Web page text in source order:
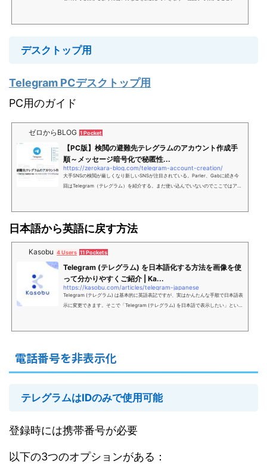
デスクトップ用
Telegram PCデスクトップ用
PC用のガイド
ゼロからBLOG 1 Pocket
【PC版】検閲の避難先テレグラムのアカウント作成手
順～メッセージ暗号化で秘匿性...
https://zerokara-blog.com/telegram-account-creation/
大手SNSの検閲が厳しくなり新しいSNSが注目されている。Parler、Gabに続き今
回はTelegram（テレグラム）を紹介する。まだ使い込んでいないのでここではアカ
日本語から英語に戻す方法
Kasobu 4 Users 11 Pockets
Telegram (テレグラム) を日本語化する方法を画像を使
って分かりやすくご紹介 | Ka...
https://kasobu.com/articles/telegram-japanese
Telegram (テレグラム) は基本的に英語表記ですが、実はかんたんな手順で日本語表
示に変更できます。そこで「Telegram (テレグラム) を日本語で表示したい」という
電話番号を非表示化
テレグラムはIDのみで使用可能
登録時には携帯番号が必要
以下の3つのオプションがある：